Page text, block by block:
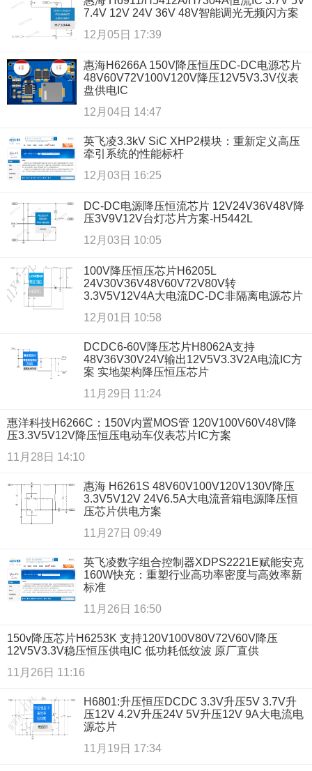
7.4V 12V 24V 36V 48V智能调光无频闪方案
12月05日 17:39
惠海H6266A 150V降压恒压DC-DC电源芯片
48V60V72V100V120V降压12V5V3.3V仪表
盘供电IC
12月04日 14:47
英飞凌3.3kV SiC XHP2模块：重新定义高压
牵引系统的性能标杆
12月03日 16:25
DC-DC电源降压恒流芯片 12V24V36V48V降
压3V9V12V台灯芯片方案-H5442L
12月03日 10:05
100V降压恒压芯片H6205L
24V30V36V48V60V72V80V转
3.3V5V12V4A大电流DC-DC非隔离电源芯片
12月01日 10:58
DCDC6-60V降压芯片H8062A支持
48V36V30V24V输出12V5V3.3V2A电流IC方
案 实地架构降压恒压芯片
11月29日 11:24
惠洋科技H6266C：150V内置MOS管 120V100V60V48V降
压3.3V5V12V降压恒压电动车仪表芯片IC方案
11月28日 14:10
惠海 H6261S 48V60V100V120V130V降压
3.3V5V12V 24V6.5A大电流音箱电源降压恒
压芯片供电方案
11月27日 09:49
英飞凌数字组合控制器XDPS2221E赋能安克
160W快充：重塑行业高功率密度与高效率新
标准
11月26日 16:50
150v降压芯片H6253K 支持120V100V80V72V60V降压
12V5V3.3V稳压恒压供电IC 低功耗低纹波 原厂直供
11月26日 11:16
H6801:升压恒压DCDC 3.3V升压5V 3.7V升
压12V 4.2V升压24V 5V升压12V 9A大电流电
源芯片
11月19日 17:34